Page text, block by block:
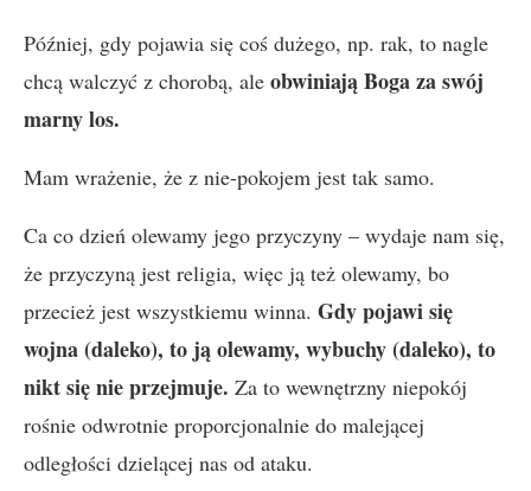
Później, gdy pojawia się coś dużego, np. rak, to nagle
chcą walczyć z chorobą, ale obwiniają Boga za swój
marny los.
Mam wrażenie, że z nie-pokojem jest tak samo.
Ca co dzień olewamy jego przyczyny – wydaje nam się,
że przyczyną jest religia, więc ją też olewamy, bo
przecież jest wszystkiemu winna. Gdy pojawi się
wojna (daleko), to ją olewamy, wybuchy (daleko), to
nikt się nie przejmuje. Za to wewnętrzny niepokój
rośnie odwrotnie proporcjonalnie do malejącej
odległości dzielącej nas od ataku.